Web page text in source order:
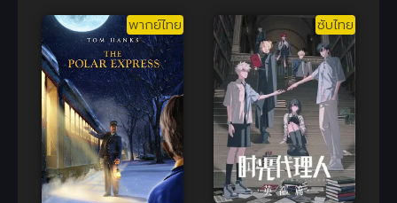
ฮีโร่สุดมันส์น่า
ดู
พากย์ไทย ซับไทย